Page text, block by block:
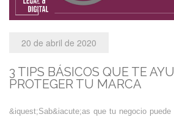
20 de abril de 2020
3 TIPS BÁSICOS QUE TE
PROTEGER TU MARCA
&iquest;Sab&iacute;as que tu negocio